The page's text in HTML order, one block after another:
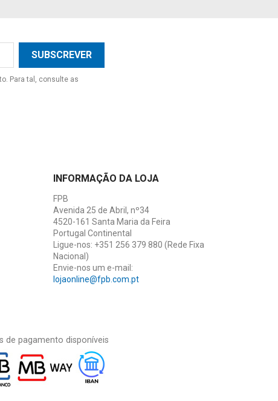
Para tal, consulte as
INFORMAÇÃO DA LOJA
FPB
Avenida 25 de Abril, nº34
4520-161 Santa Maria da Feira
Portugal Continental
Ligue-nos: +351 256 379 880 (Rede Fixa
Nacional)
Envie-nos um e-mail:
lojaonline@fpb.com.pt
de pagamento disponíveis